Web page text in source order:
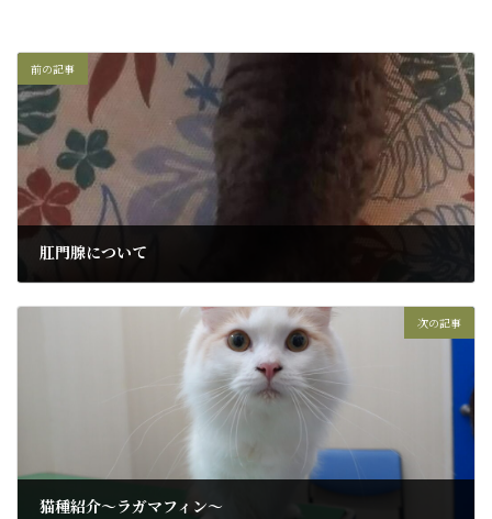
前の記事
肛門腺について
2024年7月19日
次の記事
猫種紹介〜ラガマフィン〜